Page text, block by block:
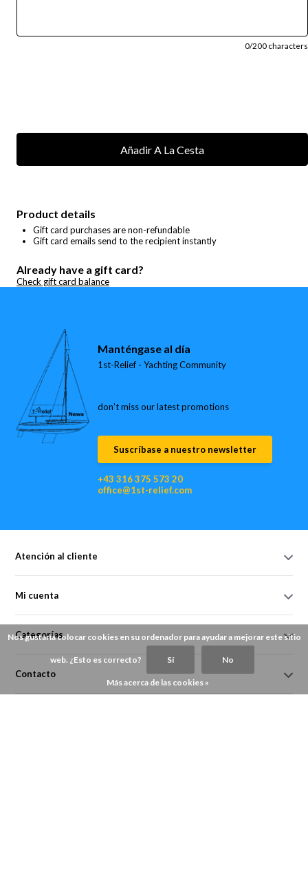
0/200 characters
Product details
Gift card purchases are non-refundable
Gift card emails send to the recipient instantly
Already have a gift card?
Check gift card balance
Manténgase al día
1st-Relief - Yachting Community
don’t miss our latest promotions
Suscríbase a nuestro newsletter
+43 316 375 573 20
office@1st-relief.com
Atención al cliente
Mi cuenta
Categorías
Contacto
Nos gustaría colocar cookies en su ordenador para ayudar a mejorar este sitio
web. ¿Esto es correcto? Sí No
Más acerca de las cookies »